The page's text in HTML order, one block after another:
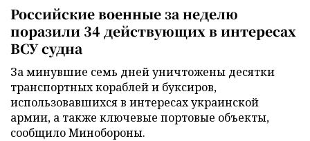
Российские военные за неделю
поразили 34 действующих в интересах
ВСУ судна
За минувшие семь дней уничтожены десятки
транспортных кораблей и буксиров,
использовавшихся в интересах украинской
армии, а также ключевые портовые объекты,
сообщило Минобороны.